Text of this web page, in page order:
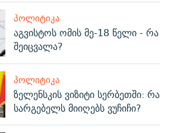
ᲞᲝᲚᲘᲢᲘᲙᲐ
აგვისტოს ომის მე-18 წელი - რა
შეიცვალა?
ᲞᲝᲚᲘᲢᲘᲙᲐ
ზელენსკის ვიზიტი სერბეთში: რა
სარგებელს მიიღებს ვუჩიჩი?